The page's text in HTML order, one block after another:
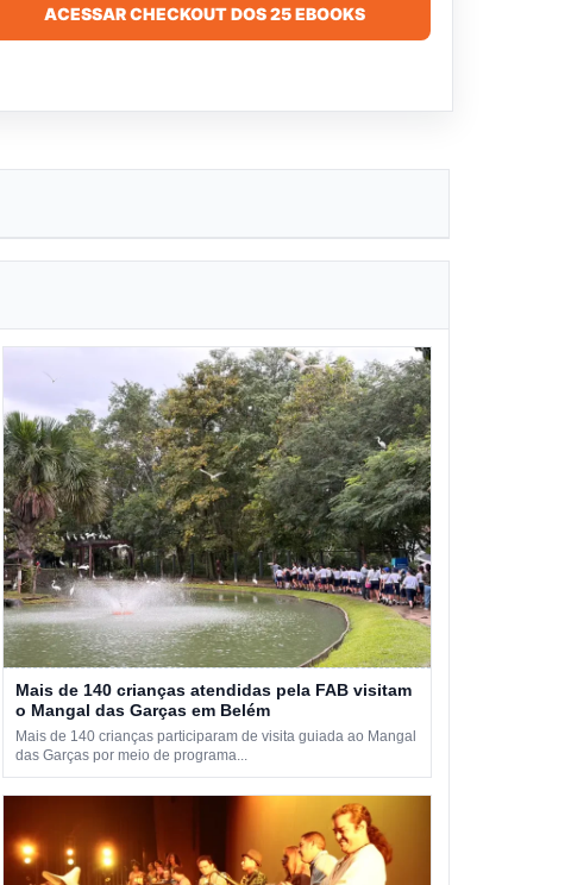
ACESSAR CHECKOUT DOS 25 EBOOKS
Mais de 140 crianças atendidas pela FAB visitam
o Mangal das Garças em Belém
Mais de 140 crianças participaram de visita guiada ao Mangal
das Garças por meio de programa...